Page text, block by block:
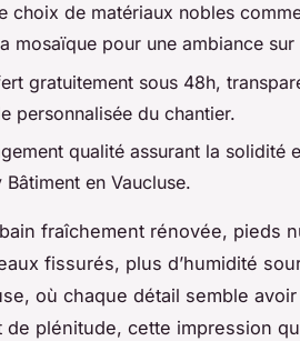
choix de matériaux nobles
mosaïque pour une ambiance sur
gratuitement sous 48h,
personnalisée du chantier.
qualité assurant la solidité
en Vaucluse.
fraîchement rénovée, pieds
fissurés, plus d’humidité
où chaque détail semble
plénitude, cette impression